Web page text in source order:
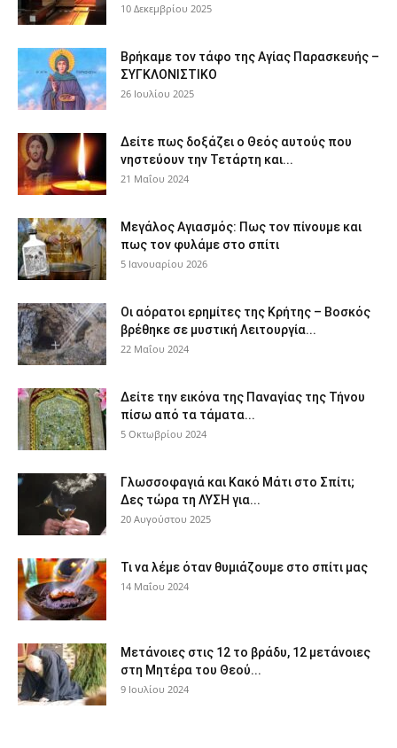
10 Δεκεμβρίου 2025
Βρήκαμε τον τάφο της Αγίας Παρασκευής –
ΣΥΓΚΛΟΝΙΣΤΙΚΟ
26 Ιουλίου 2025
Δείτε πως δοξάζει ο Θεός αυτούς που
νηστεύουν την Τετάρτη και...
21 Μαΐου 2024
Μεγάλος Αγιασμός: Πως τον πίνουμε και
πως τον φυλάμε στο σπίτι
5 Ιανουαρίου 2026
Οι αόρατοι ερημίτες της Κρήτης – Βοσκός
βρέθηκε σε μυστική Λειτουργία...
22 Μαΐου 2024
Δείτε την εικόνα της Παναγίας της Τήνου
πίσω από τα τάματα...
5 Οκτωβρίου 2024
Γλωσσοφαγιά και Κακό Μάτι στο Σπίτι;
Δες τώρα τη ΛΥΣΗ για...
20 Αυγούστου 2025
Τι να λέμε όταν θυμιάζουμε στο σπίτι μας
14 Μαΐου 2024
Μετάνοιες στις 12 το βράδυ, 12 μετάνοιες
στη Μητέρα του Θεού...
9 Ιουλίου 2024